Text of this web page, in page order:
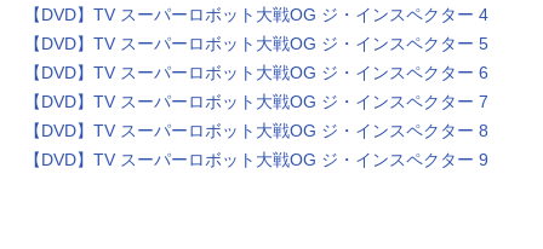
【DVD】TV スーパーロボット大戦OG ジ・インスペクター 4
【DVD】TV スーパーロボット大戦OG ジ・インスペクター 5
【DVD】TV スーパーロボット大戦OG ジ・インスペクター 6
【DVD】TV スーパーロボット大戦OG ジ・インスペクター 7
【DVD】TV スーパーロボット大戦OG ジ・インスペクター 8
【DVD】TV スーパーロボット大戦OG ジ・インスペクター 9